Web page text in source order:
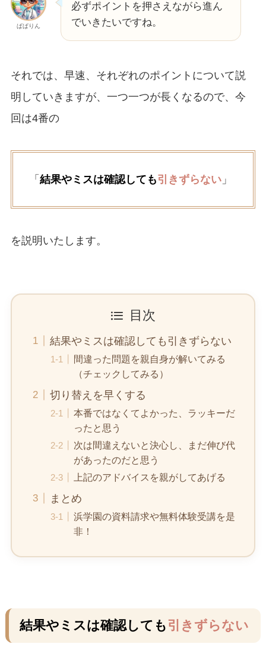
ぱぱりん
必ずポイントを押さえながら進ん
でいきたいですね。
それでは、早速、それぞれのポイントについて説
明していきますが、一つ一つが長くなるので、今
回は4番の
「 結果やミスは確認しても引きずらない」
を説明いたします。
目次
結果やミスは確認しても引きずらない
間違った問題を親自身が解いてみる
（チェックしてみる）
切り替えを早くする
本番ではなくてよかった、ラッキーだ
ったと思う
次は間違えないと決心し、まだ伸び代
があったのだと思う
上記のアドバイスを親がしてあげる
まとめ
浜学園の資料請求や無料体験受講を是
非！
結果やミスは確認しても 引きずらない